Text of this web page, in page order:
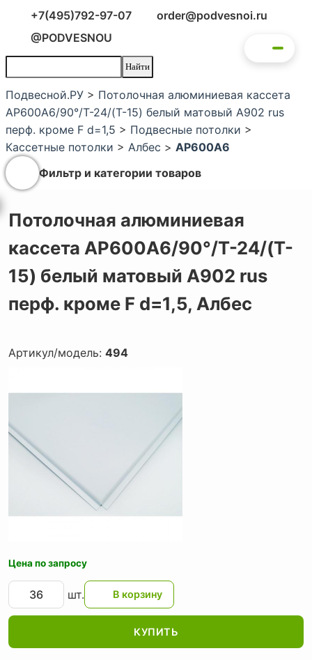
+7(495)792-97-07
order@podvesnoi.ru
@PODVESNOU
Подвесной.РУ > Потолочная алюминиевая кассета
AP600A6/90°/Т-24/(T-15) белый матовый А902 rus
перф. кроме F d=1,5 > Подвесные потолки >
Кассетные потолки > Албес > AP600A6
Фильтр и категории товаров
Потолочная алюминиевая
кассета AP600A6/90°/Т-24/(T-
15) белый матовый А902 rus
перф. кроме F d=1,5, Албес
Артикул/модель: 494
Цена по запросу
шт.
КУПИТЬ